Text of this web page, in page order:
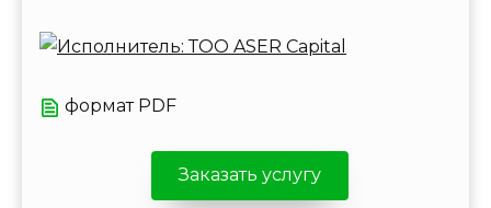
формат PDF
Заказать услугу